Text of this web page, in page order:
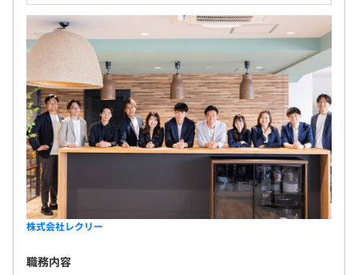
株式会社レクリー
職務内容